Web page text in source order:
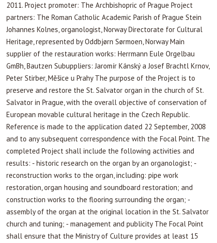
2011. Project promoter: The Archbishopric of Prague Project
partners: The Roman Catholic Academic Parish of Prague Stein
Johannes Kolnes, organologist, Norway Directorate for Cultural
Heritage, represented by Oddbjørn Sørmoen, Norway Main
supplier of the restauration works: Herrmann Eule Orgelbau
GmBh, Bautzen Subuppliers: Jaromír Kánský a Josef Brachtl Krnov,
Peter Stirber, Měšice u Prahy The purpose of the Project is to
preserve and restore the St. Salvator organ in the church of St.
Salvator in Prague, with the overall objective of conservation of
European movable cultural heritage in the Czech Republic.
Reference is made to the application dated 22 September, 2008
and to any subsequent correspondence with the Focal Point. The
completed Project shall include the following activities and
results: - historic research on the organ by an organologist; -
reconstruction works to the organ, including: pipe work
restoration, organ housing and soundboard restoration; and
construction works to the flooring surrounding the organ; -
assembly of the organ at the original location in the St. Salvator
church and tuning; - management and publicity The Focal Point
shall ensure that the Ministry of Culture provides at least 15